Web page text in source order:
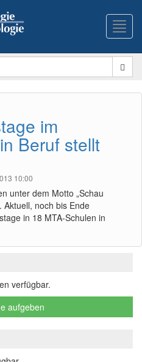
im
Beruf stellt
10:00
unter dem Motto „Schau
Aktuell, noch bis Ende
in 18 MTA-Schulen in
verfügbar.
aufgeben